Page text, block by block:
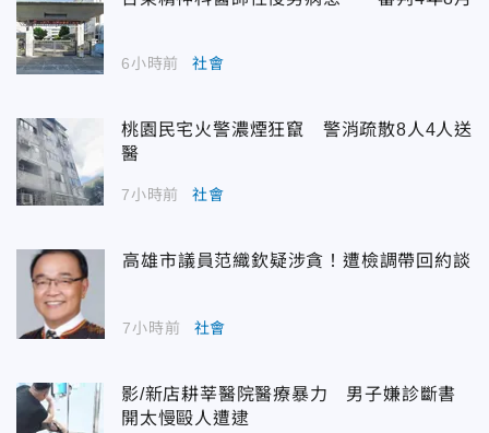
6小時前 社會
桃園民宅火警濃煙狂竄 警消疏散8人4人送
醫
7小時前 社會
高雄市議員范織欽疑涉貪！遭檢調帶回約談
7小時前 社會
影/新店耕莘醫院醫療暴力 男子嫌診斷書
開太慢毆人遭逮